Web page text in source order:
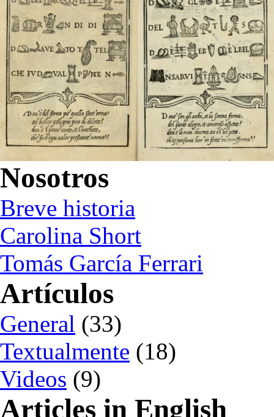
Nosotros
Breve historia
Carolina Short
Tomás García Ferrari
Artículos
General (33)
Textualmente (18)
Videos (9)
Articles in English